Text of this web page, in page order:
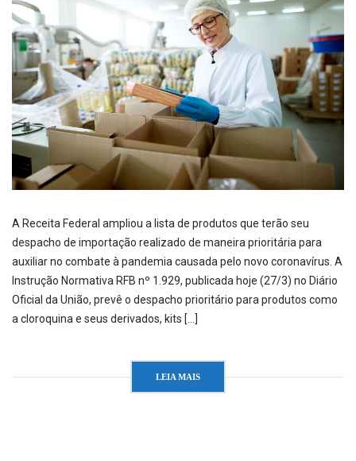
A Receita Federal ampliou a lista de produtos que terão seu
despacho de importação realizado de maneira prioritária para
auxiliar no combate à pandemia causada pelo novo coronavírus. A
Instrução Normativa RFB nº 1.929, publicada hoje (27/3) no Diário
Oficial da União, prevê o despacho prioritário para produtos como
a cloroquina e seus derivados, kits […]
LEIA MAIS